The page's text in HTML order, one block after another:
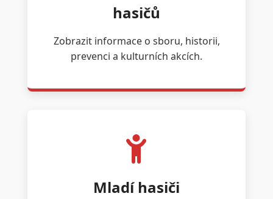
hasičů
Zobrazit informace o sboru, historii,
prevenci a kulturních akcích.
Mladí hasiči